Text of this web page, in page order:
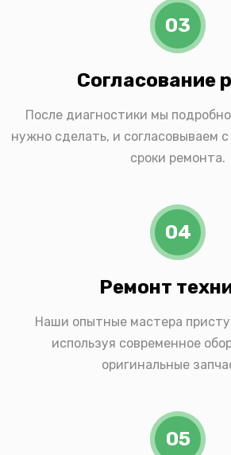
03
Согласование
После диагностики мы
нужно сделать, и согласовываем
сроки ремонта.
04
Ремонт
Наши опытные мастера
используя современное
оригинальные
05